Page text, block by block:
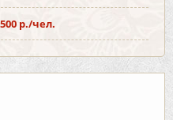
р./чел.